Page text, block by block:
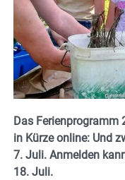
Das Ferienprogramm
in Kürze online: Und
7. Juli. Anmelden
18. Juli.